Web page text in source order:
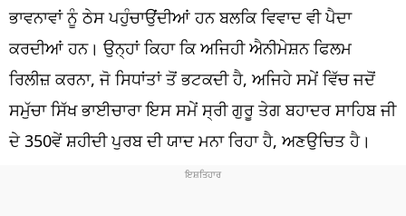
ਦੇਸ਼
ਲਾਈਫ ਸਟਾਈਲ
ਧਰਮ
ਭਾਵਨਾਵਾਂ ਨੂੰ ਠੇਸ ਪਹੁੰਚਾਉਂਦੀਆਂ ਹਨ ਬਲਕਿ ਵਿਵਾਦ ਵੀ ਪੈਦਾ
ਕਰਦੀਆਂ ਹਨ। ਉਨ੍ਹਾਂ ਕਿਹਾ ਕਿ ਅਜਿਹੀ ਐਨੀਮੇਸ਼ਨ ਫਿਲਮ
ਰਿਲੀਜ਼ ਕਰਨਾ, ਜੋ ਸਿਧਾਂਤਾਂ ਤੋਂ ਭਟਕਦੀ ਹੈ, ਅਜਿਹੇ ਸਮੇਂ ਵਿੱਚ ਜਦੋਂ
ਸਮੁੱਚਾ ਸਿੱਖ ਭਾਈਚਾਰਾ ਇਸ ਸਮੇਂ ਸ੍ਰੀ ਗੁਰੂ ਤੇਗ ਬਹਾਦਰ ਸਾਹਿਬ ਜੀ
ਦੇ 350ਵੇਂ ਸ਼ਹੀਦੀ ਪੁਰਬ ਦੀ ਯਾਦ ਮਨਾ ਰਿਹਾ ਹੈ, ਅਣਉਚਿਤ ਹੈ।